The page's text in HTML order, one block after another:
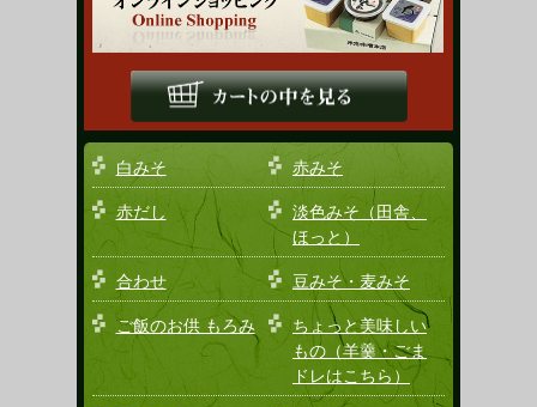
白みそ 赤みそ
赤だし
淡色みそ（田舎、
ほっと）
合わせ 豆みそ・麦みそ
ご飯のお供 もろみ
ちょっと美味しい
もの（羊羹・ごま
ドレはこちら）